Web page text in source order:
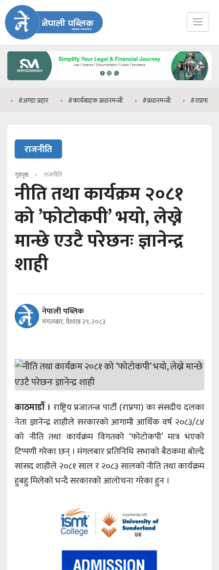
प्रहार #कार्यबाहक प्रधानमन्त्री #प्रधानमन्त्री #राप्रपा
राजनीति
गृहपृष्ठ राजनीति
नीति तथा कार्यक्रम २०८१
को ’फोटोकपी’ भयो, लेख्ने
मान्छे एउटै परेछनः ज्ञानेन्द्र
शाही
नेपाली पब्लिक
मंगलबार, वैशाख २९, २०८३
काठमाडौँ । राष्ट्रिय प्रजातन्त्र पार्टी (राप्रपा) का संसदीय दलका
नेता ज्ञानेन्द्र शाहीले सरकारको आगामी आर्थिक वर्ष २०८३/८४
को नीति तथा कार्यक्रम विगतको ‘फोटोकपी’ मात्र भएको
टिप्पणी गरेका छन् । मंगलबार प्रतिनिधि सभाको बैठकमा बोल्दै
सांसद शाहीले २०८१ साल र २०८३ सालको नीति तथा कार्यक्रम
हुबहु मिलेको भन्दै सरकारको आलोचना गरेका हुन ।